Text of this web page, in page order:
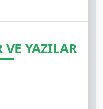
VE YAZILAR